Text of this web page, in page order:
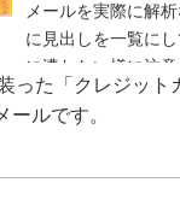
メールを実際に解
に見出しを一覧に
に遭わない様に注意